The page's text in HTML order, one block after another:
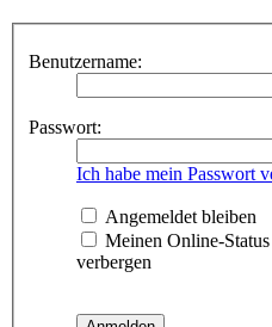
Benutzername:
Passwort:
Ich habe mein Passwort
Angemeldet bleiben
Meinen Online-
verbergen